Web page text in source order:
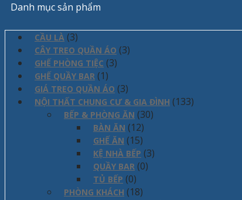
Danh mục sản phẩm
CẦU LÀ (3)
CÂY TREO QUẦN ÁO (3)
GHẾ PHÒNG TIỆC (3)
GHẾ QUẦY BAR (1)
GIÁ TREO QUẦN ÁO (3)
NỘI THẤT CHUNG CƯ & GIA ĐÌNH (133)
BẾP & PHÒNG ĂN (30)
BÀN ĂN (12)
GHẾ ĂN (15)
KỆ NHÀ BẾP (3)
QUẦY BAR (0)
TỦ BẾP (0)
PHÒNG KHÁCH (18)